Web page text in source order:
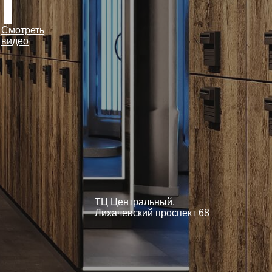
ТЦ Центральный,
Лихачевский проспект 68
Смотреть
видео